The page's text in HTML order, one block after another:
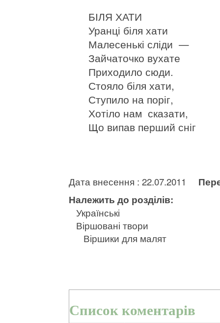
БІЛЯ ХАТИ
Уранці біля хати
Малесенькі сліди —
Зайчаточко вухате
Приходило сюди.
Стояло біля хати,
Ступило на поріг,
Хотіло нам сказати,
Що випав перший сніг
Дата внесення : 22.07.2011
Належить до розділів:
Українські
Віршовані твори
Віршики для малят
Список коментарів